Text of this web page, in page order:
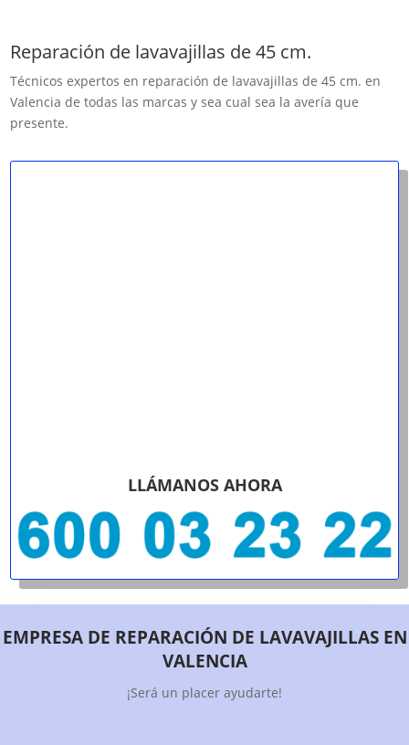
Reparación de lavavajillas de 45 cm.
Técnicos expertos en reparación de lavavajillas de 45 cm. en
Valencia de todas las marcas y sea cual sea la avería que
presente.
LLÁMANOS AHORA
EMPRESA DE REPARACIÓN DE LAVAVAJILLAS EN
VALENCIA
¡Será un placer ayudarte!